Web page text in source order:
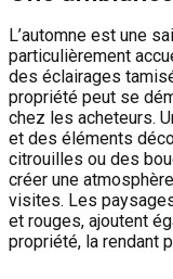
L’automne est une
particulièrement
des éclairages
propriété peut se
chez les acheteurs.
et des éléments
citrouilles ou des
créer une
visites. Les
et rouges, ajoutent
propriété, la rendant